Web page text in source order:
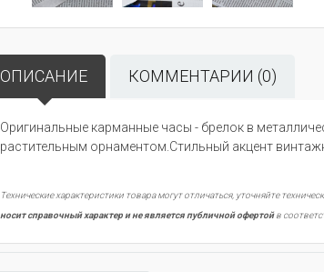
ОПИСАНИЕ КОММЕНТАРИИ (0)
Оригинальные карманные часы - брелок в
растительным орнаментом.Стильный акцент
Технические характеристики товара могут отличаться, уточняйте
носит справочный характер и не является публичной офертойв